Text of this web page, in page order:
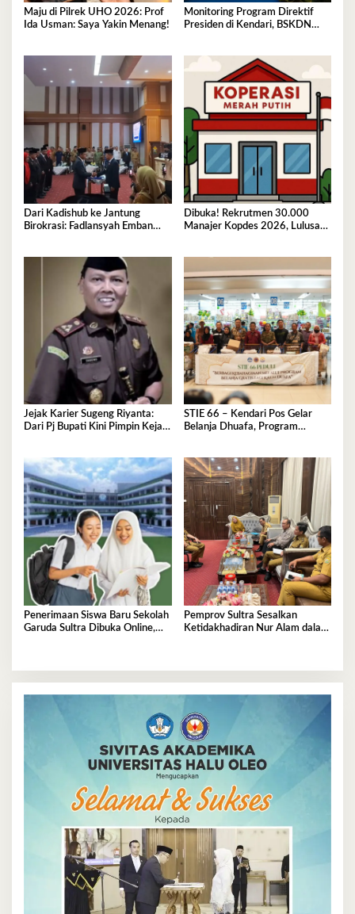
Maju di Pilrek UHO 2026: Prof
Ida Usman: Saya Yakin Menang!
Monitoring Program Direktif
Presiden di Kendari, BSKDN
Dari Kadishub ke Jantung
Birokrasi: Fadlansyah Emban
Dibuka! Rekrutmen 30.000
Manajer Kopdes 2026, Lulusan
Jejak Karier Sugeng Riyanta:
Dari Pj Bupati Kini Pimpin Kejati
STIE 66 – Kendari Pos Gelar
Belanja Dhuafa, Program
Penerimaan Siswa Baru Sekolah
Garuda Sultra Dibuka Online,
Pemprov Sultra Sesalkan
Ketidakhadiran Nur Alam dalam